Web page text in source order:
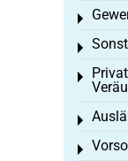
Toggle
Toggle
Toggle
Toggle
Toggle